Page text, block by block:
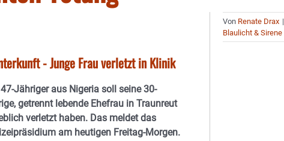
- Junge Frau verletzt in Klinik
Jähriger aus Nigeria soll seine 30-
getrennt lebende Ehefrau in Traunreut
verletzt haben. Das meldet das
am heutigen Freitag-Morgen.
Von Renate Drax |
Blaulicht & Sirene